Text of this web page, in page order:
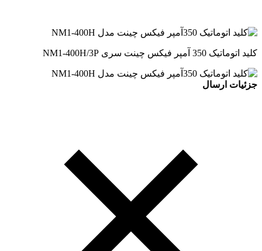
کلید اتوماتیک 350 آمپر فیکس چینت سری NM1-400H/3P
جزئیات ارسال